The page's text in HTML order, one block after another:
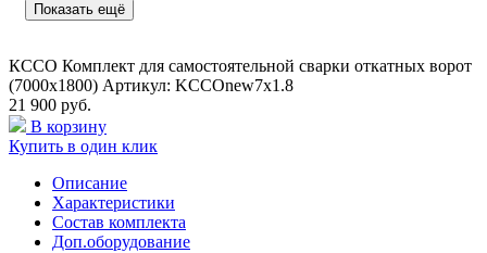
Показать ещё
КССО Комплект для самостоятельной сварки откатных ворот
(7000х1800) Артикул: KCCOnew7x1.8
21 900 руб.
В корзину
Купить в один клик
Описание
Характеристики
Состав комплекта
Доп.оборудование